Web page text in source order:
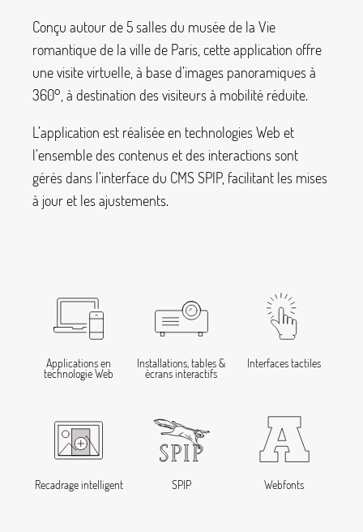
Conçu autour de 5 salles du musée de la Vie
romantique de la ville de Paris, cette application offre
une visite virtuelle, à base d’images panoramiques à
360°, à destination des visiteurs à mobilité réduite.
L’application est réalisée en technologies Web et
l’ensemble des contenus et des interactions sont
gérés dans l’interface du CMS SPIP, facilitant les mises
à jour et les ajustements.
Applications en
technologie Web
Installations, tables &
écrans interactifs
Interfaces tactiles
Recadrage intelligent SPIP Webfonts